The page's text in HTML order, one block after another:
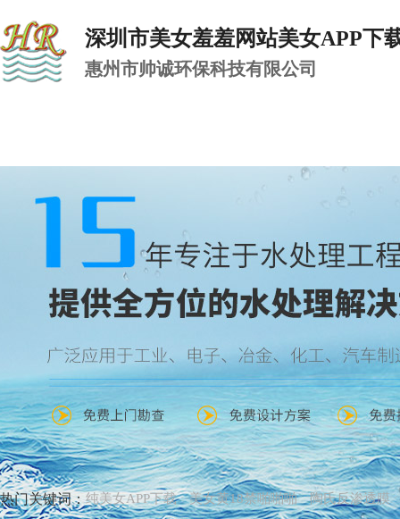
深圳市美女羞羞网站美女APP下
惠州市帅诚环保科技有限公司
热门关键词：纯美女APP下载 美女黄18禁啪啪啪 陶氏反渗透膜